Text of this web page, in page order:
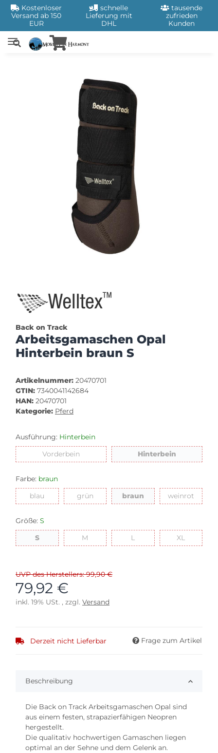
Kostenloser
Versand ab 150
EUR
schnelle
Lieferung mit
DHL
tausende
zufrieden
Kunden
Back on Track
Arbeitsgamaschen Opal
Hinterbein braun S
Artikelnummer: 20470701
GTIN: 7340041142684
HAN: 20470701
Kategorie: Pferd
Ausführung: Hinterbein
Vorderbein Vorderbein Hinterbein Hinterbein
Farbe: braun
blau blau grüngrün braunbraun weinrot
Größe: S
SS M L XL
UVP des Herstellers: 99,90 €
79,92 €
inkl. 19% USt. , zzgl. Versand
Derzeit nicht Lieferbar Frage zum Artikel
Beschreibung
Die Back on Track Arbeitsgamaschen Opal sind
aus einem festen, strapazierfähigen Neopren
hergestellt.
Die qualitativ hochwertigen Gamaschen liegen
optimal an der Sehne und dem Gelenk an.